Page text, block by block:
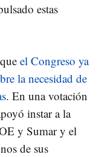
estas
el Congreso ya
la necesidad de
. En una votación
instar a la
y Sumar y el
de sus